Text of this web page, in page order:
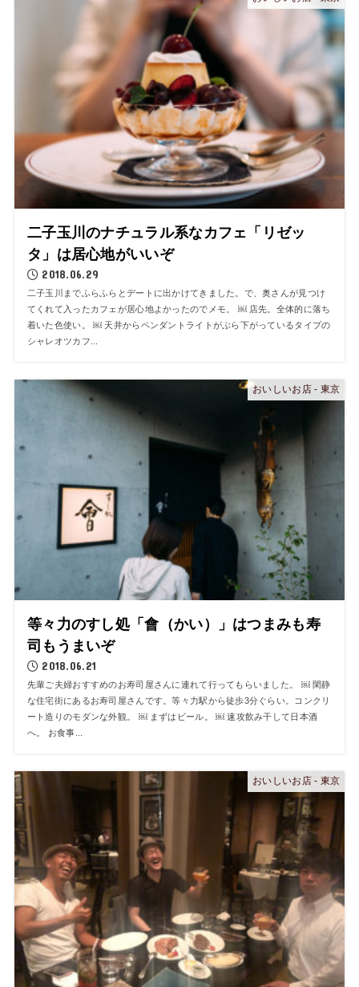
二子玉川のナチュラル系なカフェ「リゼッ
タ」は居心地がいいぞ
2018.06.29
二子玉川までふらふらとデートに出かけてきました。で、奥さんが見つけ
てくれて入ったカフェが居心地よかったのでメモ。 ￼ 店先。全体的に落ち
着いた色使い。 ￼ 天井からペンダントライトがぶら下がっているタイプの
シャレオツカフ...
おいしいお店 - 東京
等々力のすし処「會（かい）」はつまみも寿
司もうまいぞ
2018.06.21
先輩ご夫婦おすすめのお寿司屋さんに連れて行ってもらいました。 ￼ 閑静
な住宅街にあるお寿司屋さんです。等々力駅から徒歩3分ぐらい。コンクリ
ート造りのモダンな外観。 ￼ まずはビール。 ￼ 速攻飲み干して日本酒
へ。 お食事...
おいしいお店 - 東京